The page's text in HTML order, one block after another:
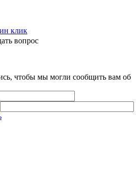
клик
вопрос
чтобы мы могли сообщить вам об